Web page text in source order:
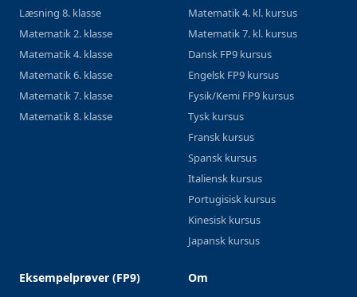
Læsning 8. klasse
Matematik 2. klasse
Matematik 4. klasse
Matematik 6. klasse
Matematik 7. klasse
Matematik 8. klasse
Matematik 4. kl. kursus
Matematik 7. kl. kursus
Dansk FP9 kursus
Engelsk FP9 kursus
Fysik/Kemi FP9 kursus
Tysk kursus
Fransk kursus
Spansk kursus
Italiensk kursus
Portugisisk kursus
Kinesisk kursus
Japansk kursus
Eksempelprøver (FP9) Om